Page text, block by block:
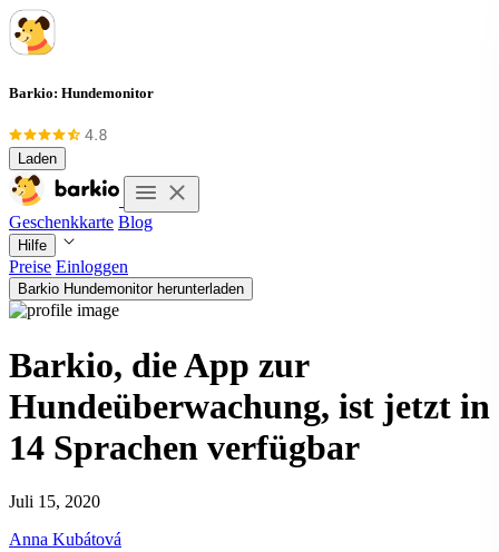
Barkio: Hundemonitor
Laden
Geschenkkarte Blog
Hilfe
Preise Einloggen
Barkio Hundemonitor herunterladen
Barkio, die App zur
Hundeüberwachung, ist jetzt in
14 Sprachen verfügbar
Juli 15, 2020
Anna Kubátová